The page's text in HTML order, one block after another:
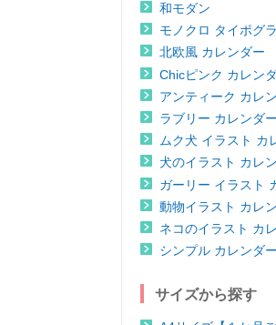
和モダン
モノクロ タイポグ
北欧風 カレンダー
Chicピンク カレン
アンティーク カレ
ラブリー カレンダー
ムク犬 イラスト カ
犬のイラスト カレ
ガーリー イラスト
動物イラスト カレ
ネコのイラスト カ
シンプル カレンダー
サイズから探す